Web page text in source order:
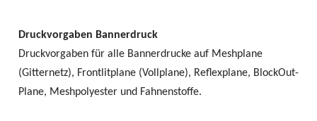
Druckvorgaben Bannerdruck
Druckvorgaben für alle Bannerdrucke auf Meshplane
(Gitternetz), Frontlitplane (Vollplane), Reflexplane, BlockOut-
Plane, Meshpolyester und Fahnenstoffe.